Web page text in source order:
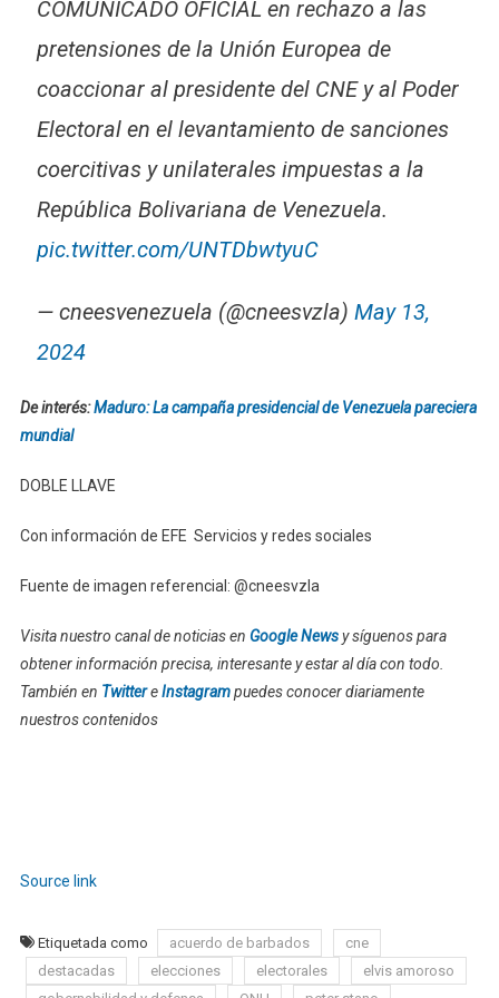
COMUNICADO OFICIAL en rechazo a las
pretensiones de la Unión Europea de
coaccionar al presidente del CNE y al Poder
Electoral en el levantamiento de sanciones
coercitivas y unilaterales impuestas a la
República Bolivariana de Venezuela.
pic.twitter.com/UNTDbwtyuC
— cneesvenezuela (@cneesvzla) May 13,
2024
De interés:Maduro: La campaña presidencial de Venezuela pareciera
mundial
DOBLE LLAVE
Con información de EFE Servicios y redes sociales
Fuente de imagen referencial: @cneesvzla
Visita nuestro canal de noticias en Google Newsy síguenos para
obtener información precisa, interesante y estar al día con todo.
También en TwittereInstagrampuedes conocer diariamente
nuestros contenidos
Source link
Etiquetada como acuerdo de barbados
cne
destacadas
elecciones electorales
elvis amoroso